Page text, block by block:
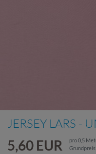
JERSEY LARS -
5,60 EUR pro0,5
Grundpreis: